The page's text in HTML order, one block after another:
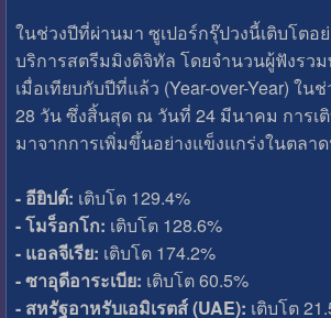
ในช่วงปีที่ผ่านมา ซูเปอร์กรุ๊ปวงนี้เติบโตอ
บริการสตรีมมิงดิจิทัล โดยจำนวนผู้ฟังรว
เมื่อเทียบกับปีที่แล้ว (Year-over-Year) ใน
28 วัน ซึ่งสิ้นสุด ณ วันที่ 24 มีนาคม การเ
มาจากการเพิ่มขึ้นอย่างแข็งแกร่งในตลา
- อียิปต์: เติบโต 129.4%
- โมร็อกโก: เติบโต 128.6%
- แอลจีเรีย: เติบโต 174.2%
- ซาอุดีอาระเบีย: เติบโต 60.5%
- สหรัฐอาหรับเอมิเรตส์ (UAE): เติบโต